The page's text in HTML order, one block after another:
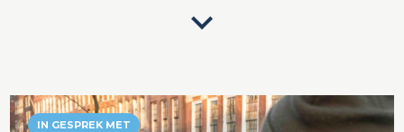
expand_more
IN GESPREK MET